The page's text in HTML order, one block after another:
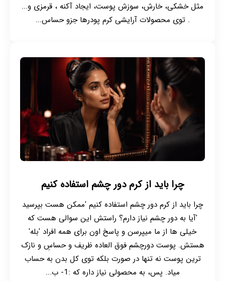
مثل خشکی، خارش، سوزش پوست، ایجاد آکنه ، قرمزی و...
. توی محصولات آرایشی کرم پودرها جزو حساس...
چرا باید از کرم دور چشم استفاده کنیم
چرا باید از کرم دور چشم استفاده کنیم 'ممکن هست بپرسید
'آیا به دور چشم نیاز دارم؟ راستش این سوالی هست که
خیلی ها از ما میپرسن و پاسخ اون برای همه افراد 'بله'
هستش. پوست دورچشم فوق العاده ظریف و حساسِ و نازک
ترین پوست نه تنها در صورت بلکه توی کل بدن به حساب
میاد. پس، به محصولی نیاز داره که :1- ب...